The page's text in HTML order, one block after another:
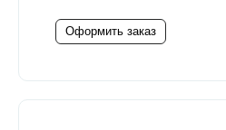
Оформить заказ